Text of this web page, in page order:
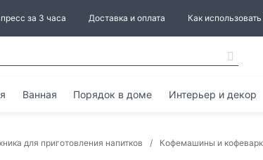
за 3 часа Доставка и оплата Как
Ванная Порядок в доме Интерьер и декор
для приготовления напитков Кофемашины и